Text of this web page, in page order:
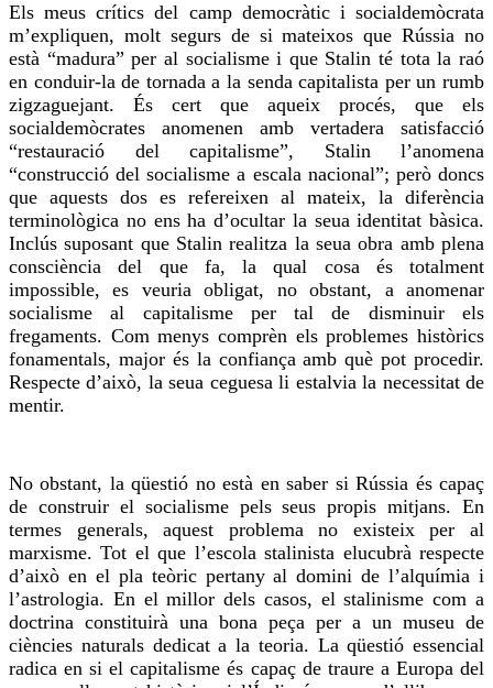
Els meus crítics del camp democràtic i socialdemòcrata
m’expliquen, molt segurs de si mateixos que Rússia no
està “madura” per al socialisme i que Stalin té tota la raó
en conduir-la de tornada a la senda capitalista per un rumb
zigzaguejant. És cert que aqueix procés, que els
socialdemòcrates anomenen amb vertadera satisfacció
“restauració del capitalisme”, Stalin l’anomena
“construcció del socialisme a escala nacional”; però doncs
que aquests dos es refereixen al mateix, la diferència
terminològica no ens ha d’ocultar la seua identitat bàsica.
Inclús suposant que Stalin realitza la seua obra amb plena
consciència del que fa, la qual cosa és totalment
impossible, es veuria obligat, no obstant, a anomenar
socialisme al capitalisme per tal de disminuir els
fregaments. Com menys comprèn els problemes històrics
fonamentals, major és la confiança amb què pot procedir.
Respecte d’això, la seua ceguesa li estalvia la necessitat de
mentir.
No obstant, la qüestió no està en saber si Rússia és capaç
de construir el socialisme pels seus propis mitjans. En
termes generals, aquest problema no existeix per al
marxisme. Tot el que l’escola stalinista elucubrà respecte
d’això en el pla teòric pertany al domini de l’alquímia i
l’astrologia. En el millor dels casos, el stalinisme com a
doctrina constituirà una bona peça per a un museu de
ciències naturals dedicat a la teoria. La qüestió essencial
radica en si el capitalisme és capaç de traure a Europa del